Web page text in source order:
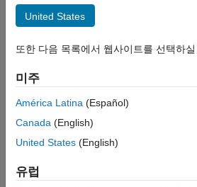
gating
signal"
generated
for a full-
bridge
converter
block in
simscape?
United States
또한 다음 목록에서 웹사이트를 선택하
미주
América Latina (Español)
Canada (English)
United States (English)
유럽